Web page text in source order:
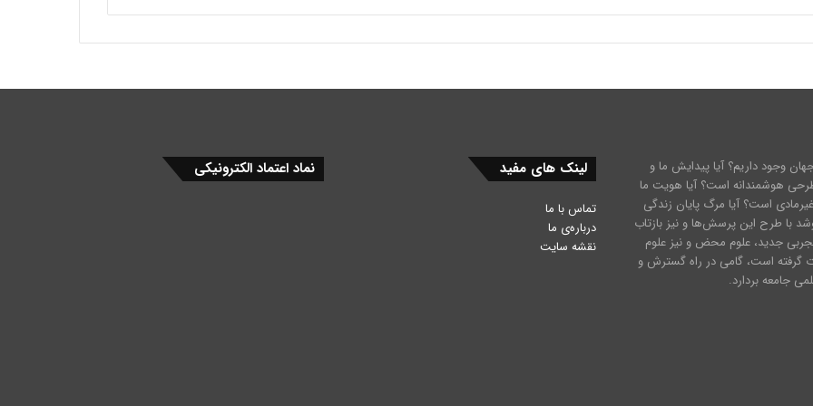
وجود داریم؟ آیا پیدایش ما و
هوشمندانه است؟ آیا هویت ما
است؟ آیا مرگ پایان زندگی
با طرح این پرسش‌ها و نیز بازتاب
جدید، علوم محض و نیز علوم
گرفته است، گامی در راه گسترش و
جامعه بردارد.
لینک های مفید
تماس با ما
درباره‌ی ما
نقشه سایت
نماد اعتماد الکترونیکی